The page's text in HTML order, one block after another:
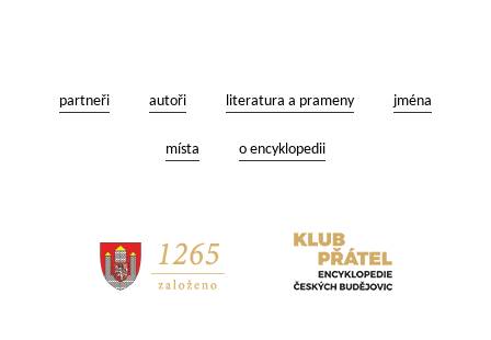
partneři autoři literatura a prameny jména
místa o encyklopedii